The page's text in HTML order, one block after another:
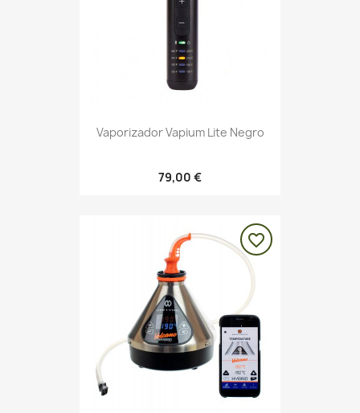
Vaporizador Vapium Lite Negro
79,00 €
favorite_border